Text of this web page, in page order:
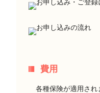
費用
各種保険が適用され